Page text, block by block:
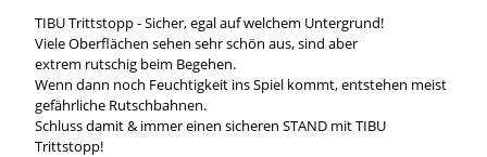
TIBU Trittstopp - Sicher, egal auf welchem Untergrund!
Viele Oberflächen sehen sehr schön aus, sind aber
extrem rutschig beim Begehen.
Wenn dann noch Feuchtigkeit ins Spiel kommt, entstehen meist
gefährliche Rutschbahnen.
Schluss damit & immer einen sicheren STAND mit TIBU
Trittstopp!